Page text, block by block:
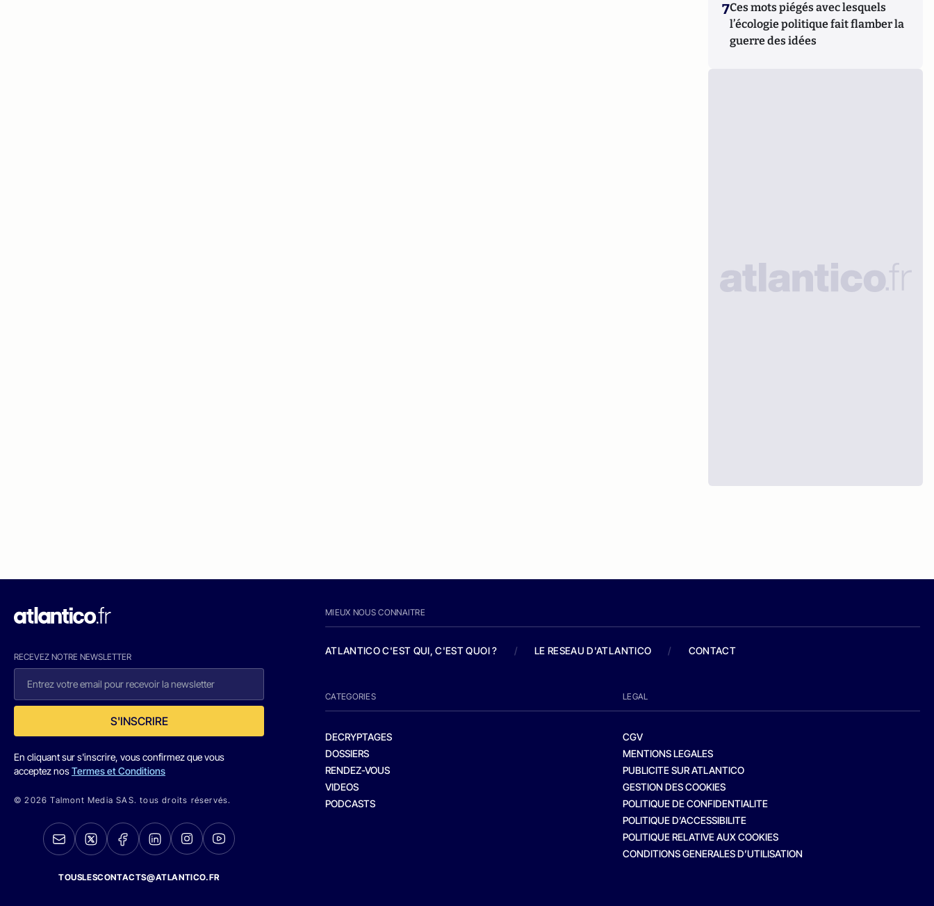
7Ces mots piégés avec lesquels
l’écologie politique fait flamber la
guerre des idées
RECEVEZ NOTRE NEWSLETTER
S'INSCRIRE
En cliquant sur s'inscrire, vous confirmez que vous
acceptez nosTermes et Conditions
© 2026 Talmont Media SAS. tous droits réservés.
TOUSLESCONTACTS@ATLANTICO.FR
MIEUX NOUS CONNAITRE
ATLANTICO C'EST QUI, C'EST QUOI ? / LE RESEAU D'ATLANTICO / CONTACT
CATEGORIES
DECRYPTAGES
DOSSIERS
RENDEZ-VOUS
VIDEOS
PODCASTS
LEGAL
CGV
MENTIONS LEGALES
PUBLICITE SUR ATLANTICO
GESTION DES COOKIES
POLITIQUE DE CONFIDENTIALITE
POLITIQUE D’ACCESSIBILITE
POLITIQUE RELATIVE AUX COOKIES
CONDITIONS GENERALES D’UTILISATION